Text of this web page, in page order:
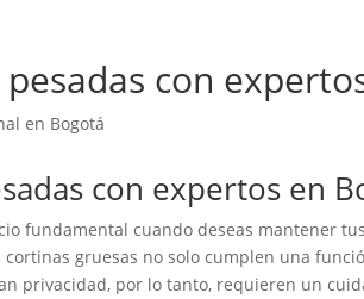
con
con expertos en
fundamental cuando deseas mantener
gruesas no solo cumplen una
privacidad, por lo tanto, requieren un